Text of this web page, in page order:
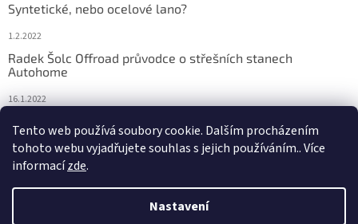
Tento web používá soubory cookie. Dalším procházením
tohoto webu vyjadřujete souhlas s jejich používáním.. Více
informacízde.
Nastavení
Syntetické, nebo ocelové lano?
1.2.2022
Radek Šolc Offroad průvodce o střešních stanech
Autohome
16.1.2022
4.2.2021
Vytvořil Shoptet